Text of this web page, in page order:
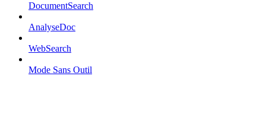
DocumentSearch
AnalyseDoc
WebSearch
Mode Sans Outil